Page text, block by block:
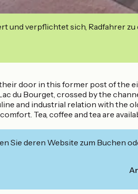
und verpflichtet sich, Radfahrer zu
door in this former post of the
du Bourget, crossed by the
and industrial relation with the
comfort. Tea, coffee and tea are
Sie deren Website zum Buchen